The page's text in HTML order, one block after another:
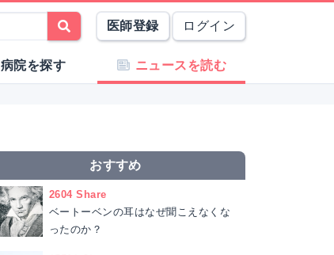
医師登録 ログイン
病院を探す ニュースを読む
おすすめ
2604 Share
ベートーベンの耳はなぜ聞こえなくな
ったのか？